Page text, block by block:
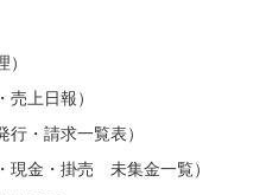
上日報）
・請求一覧表）
現金・掛売 未集金一覧）